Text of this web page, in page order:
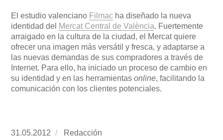
El estudio valenciano Filmac ha diseñado la nueva
identidad del Mercat Central de València. Fuertemente
arraigado en la cultura de la ciudad, el Mercat quiere
ofrecer una imagen más versátil y fresca, y adaptarse a
las nuevas demandas de sus compradores a través de
Internet. Para ello, ha iniciado un proceso de cambio en
su identidad y en las herramientasonline, facilitando la
comunicación con los clientes potenciales.
Publicado
31.05.2012 https://www.experimenta.es/author/redaccion/
Redacción